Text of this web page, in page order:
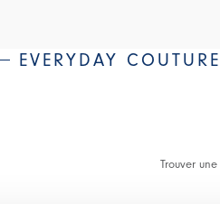
EVERYDAY COUTURE
Trouver